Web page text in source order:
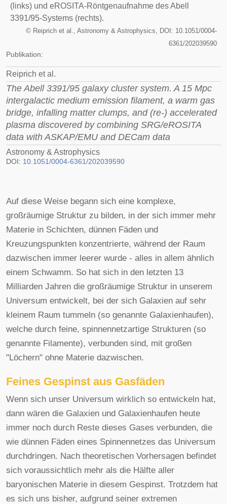
(links) und eROSITA-Röntgenaufnahme des Abell
3391/95-Systems (rechts).
© Reiprich et al., Astronomy & Astrophysics, DOI: 10.1051/0004-
6361/202039590
Publikation:
Reiprich et al.
The Abell 3391/95 galaxy cluster system. A 15 Mpc
intergalactic medium emission filament, a warm gas
bridge, infalling matter clumps, and (re-) accelerated
plasma discovered by combining SRG/eROSITA
data with ASKAP/EMU and DECam data
Astronomy & Astrophysics
DOI: 10.1051/0004-6361/202039590
Auf diese Weise begann sich eine komplexe,
großräumige Struktur zu bilden, in der sich immer mehr
Materie in Schichten, dünnen Fäden und
Kreuzungspunkten konzentrierte, während der Raum
dazwischen immer leerer wurde - alles in allem ähnlich
einem Schwamm. So hat sich in den letzten 13
Milliarden Jahren die großräumige Struktur in unserem
Universum entwickelt, bei der sich Galaxien auf sehr
kleinem Raum tummeln (so genannte Galaxienhaufen),
welche durch feine, spinnennetzartige Strukturen (so
genannte Filamente), verbunden sind, mit großen
"Löchern" ohne Materie dazwischen.
Feines Gespinst aus Gasfäden
Wenn sich unser Universum wirklich so entwickeln hat,
dann wären die Galaxien und Galaxienhaufen heute
immer noch durch Reste dieses Gases verbunden, die
wie dünnen Fäden eines Spinnennetzes das Universum
durchdringen. Nach theoretischen Vorhersagen befindet
sich voraussichtlich mehr als die Hälfte aller
baryonischen Materie in diesem Gespinst. Trotzdem hat
es sich uns bisher, aufgrund seiner extremen